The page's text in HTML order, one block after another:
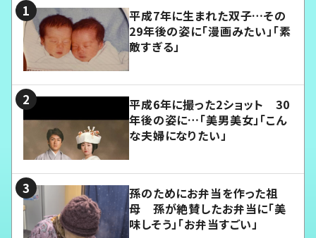
平成7年に生まれた双子…その
29年後の姿に「漫画みたい」「素
敵すぎる」
平成6年に撮った2ショット 30
年後の姿に…「美男美女」「こん
な夫婦になりたい」
孫のためにお弁当を作った祖
母 孫が絶賛したお弁当に「美
味しそう」「お弁当すごい」